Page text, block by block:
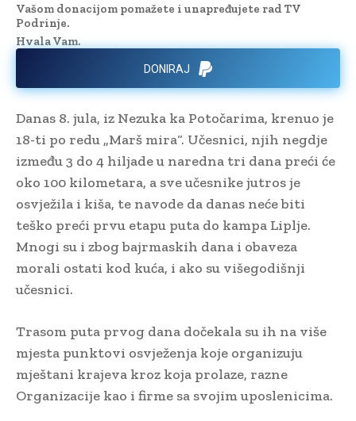
Vašom donacijom pomažete i unapređujete rad TV
Podrinje.
Hvala Vam.
DONIRAJ
Danas 8. jula, iz Nezuka ka Potočarima, krenuo je
18-ti po redu „Marš mira“. Učesnici, njih negdje
između 3 do 4 hiljade u naredna tri dana preći će
oko 100 kilometara, a sve učesnike jutros je
osvježila i kiša, te navode da danas neće biti
teško preći prvu etapu puta do kampa Liplje.
Mnogi su i zbog bajrmaskih dana i obaveza
morali ostati kod kuća, i ako su višegodišnji
učesnici.
Trasom puta prvog dana dočekala su ih na više
mjesta punktovi osvježenja koje organizuju
mještani krajeva kroz koja prolaze, razne
Organizacije kao i firme sa svojim uposlenicima.